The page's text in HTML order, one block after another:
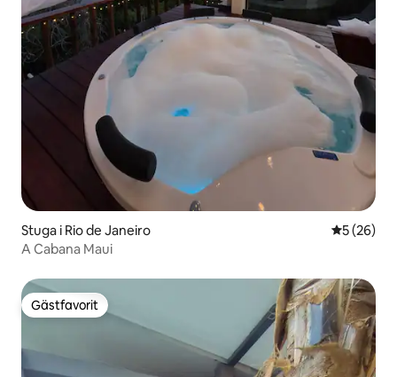
Stuga i Rio de Janeiro 5 av 5 i
5 (26)
A Cabana Maui
Gästfavorit
Gästfavorit